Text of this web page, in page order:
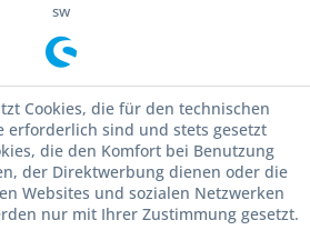
sw
Cookies, die für den technischen
erforderlich sind und stets gesetzt
die den Komfort bei Benutzung
der Direktwerbung dienen oder die
Websites und sozialen Netzwerken
nur mit Ihrer Zustimmung gesetzt.